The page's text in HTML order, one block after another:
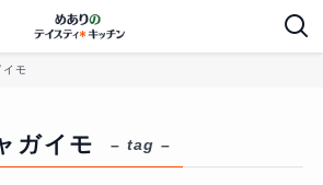
モ
ガイモ – tag –